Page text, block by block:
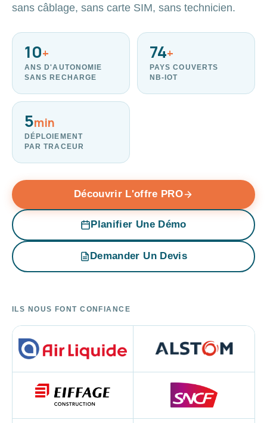
sans câblage, sans carte SIM, sans technicien.
10+
ANS D'AUTONOMIE
SANS RECHARGE
74+
PAYS COUVERTS
NB-IOT
5min
DÉPLOIEMENT
PAR TRACEUR
Découvrir L'offre PRO
Planifier Une Démo
Demander Un Devis
ILS NOUS FONT CONFIANCE